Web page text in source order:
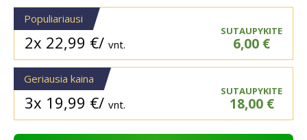
Populiariausi
2x 22,99 €/ vnt.
SUTAUPYKITE
6,00 €
Geriausia kaina
3x 19,99 €/ vnt.
SUTAUPYKITE
18,00 €